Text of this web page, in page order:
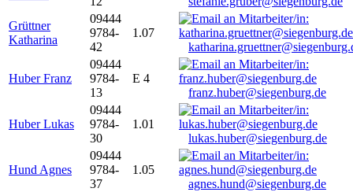
Grüttner
Katharina
09444
9784-
42
1.07
Huber Franz
09444
9784-
13
E 4
franz.huber@siegenburg.de
Huber Lukas
09444
9784-
30
1.01
lukas.huber@siegenburg.de
Hund Agnes
09444
9784-
37
1.05
agnes.hund@siegenburg.de